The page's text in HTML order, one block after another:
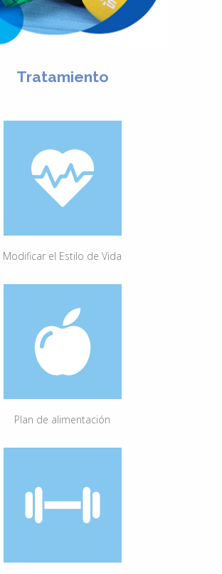
Tratamiento
Modificar el Estilo de Vida
Plan de alimentación